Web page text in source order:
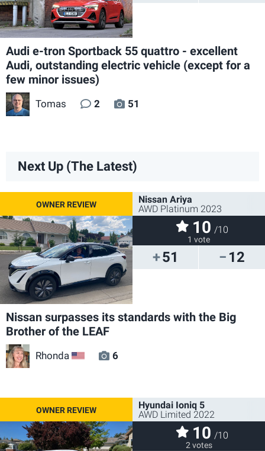
Audi e-tron Sportback 55 quattro - excellent
Audi, outstanding electric vehicle (except for a
few minor issues)
Tomas 2 51
Next Up (The Latest)
51 12
Nissan Ariya
AWD Platinum 2023
10 /10
1 vote
Nissan surpasses its standards with the Big
Brother of the LEAF
Rhonda US 6
Hyundai Ioniq 5
AWD Limited 2022
10 /10
2 votes